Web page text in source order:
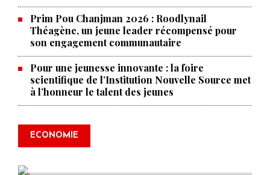
Prim Pou Chanjman 2026 : Roodlynail
Théagène, un jeune leader récompensé pour
son engagement communautaire
Pour une jeunesse innovante : la foire
scientifique de l’Institution Nouvelle Source met
à l’honneur le talent des jeunes
ECONOMIE
connaissent un nouveau
réajustement